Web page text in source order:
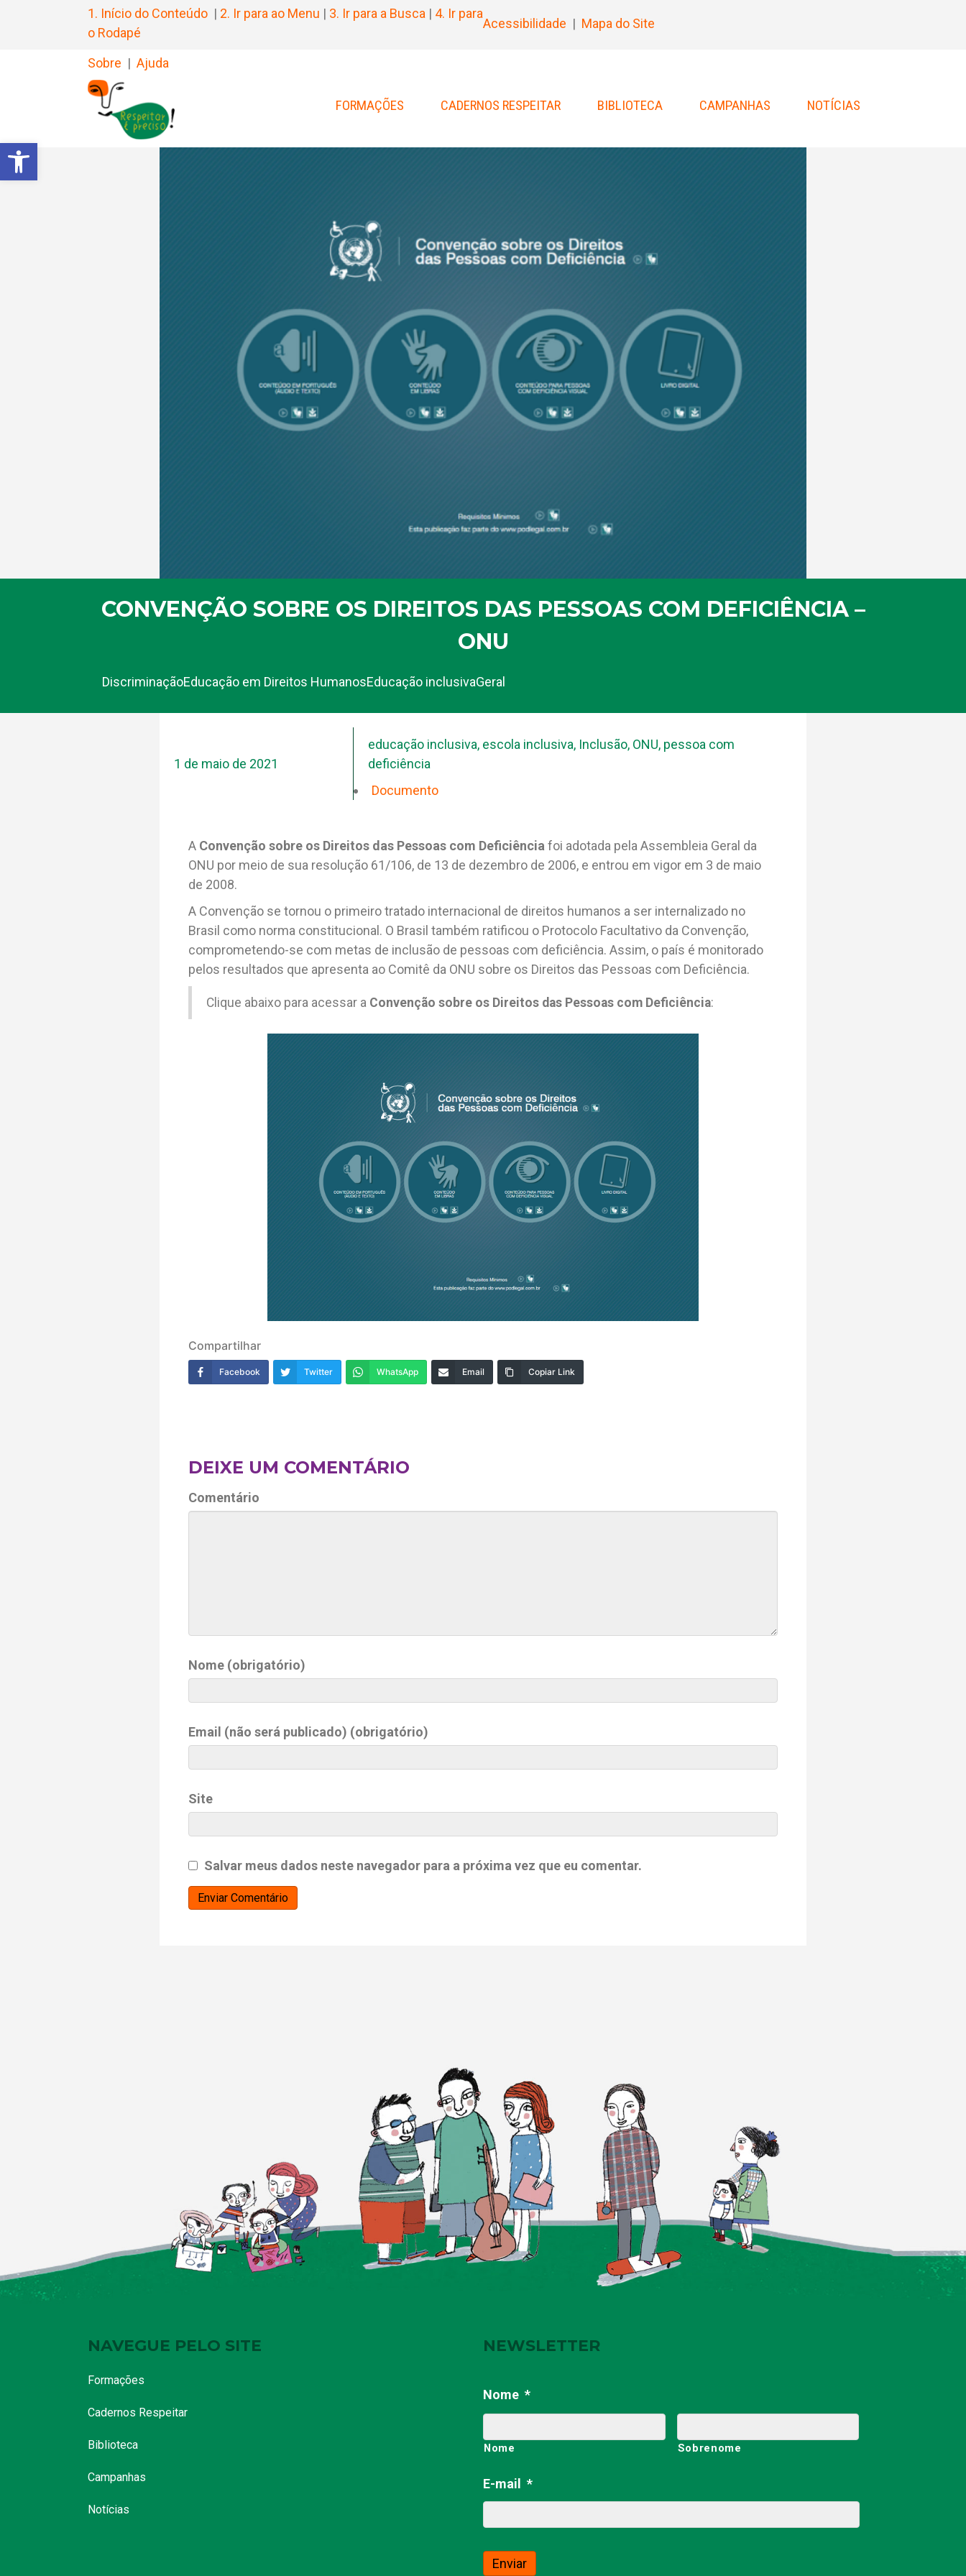
Barra de Ferramentas Aberta
1. Início do Conteúdo | 2. Ir para ao Menu | 3. Ir para a Busca | 4. Ir para
o Rodapé
Acessibilidade | Mapa do Site
Sobre | Ajuda
FORMAÇÕES CADERNOS RESPEITAR BIBLIOTECA CAMPANHAS NOTÍCIAS
CONVENÇÃO SOBRE OS DIREITOS DAS PESSOAS COM DEFICIÊNCIA –
ONU
DiscriminaçãoEducação em Direitos HumanosEducação inclusivaGeral
1 de maio de 2021
educação inclusiva, escola inclusiva, Inclusão, ONU, pessoa com
deficiência
Documento
A Convenção sobre os Direitos das Pessoas com Deficiência foi adotada pela Assembleia Geral da
ONU por meio de sua resolução 61/106, de 13 de dezembro de 2006, e entrou em vigor em 3 de maio
de 2008.
A Convenção se tornou o primeiro tratado internacional de direitos humanos a ser internalizado no
Brasil como norma constitucional. O Brasil também ratificou o Protocolo Facultativo da Convenção,
comprometendo-se com metas de inclusão de pessoas com deficiência. Assim, o país é monitorado
pelos resultados que apresenta ao Comitê da ONU sobre os Direitos das Pessoas com Deficiência.
Clique abaixo para acessar a Convenção sobre os Direitos das Pessoas com Deficiência:
Compartilhar
Facebook Twitter WhatsApp Email Copiar Link
DEIXE UM COMENTÁRIO
Comentário
Nome (obrigatório)
Email (não será publicado) (obrigatório)
Site
Salvar meus dados neste navegador para a próxima vez que eu comentar.
NAVEGUE PELO SITE
Formações
Cadernos Respeitar
Biblioteca
Campanhas
Notícias
NEWSLETTER
Nome *
Nome Sobrenome
E-mail *